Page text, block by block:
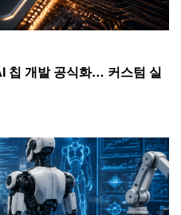
칩 개발 공식화… 커스텀 실